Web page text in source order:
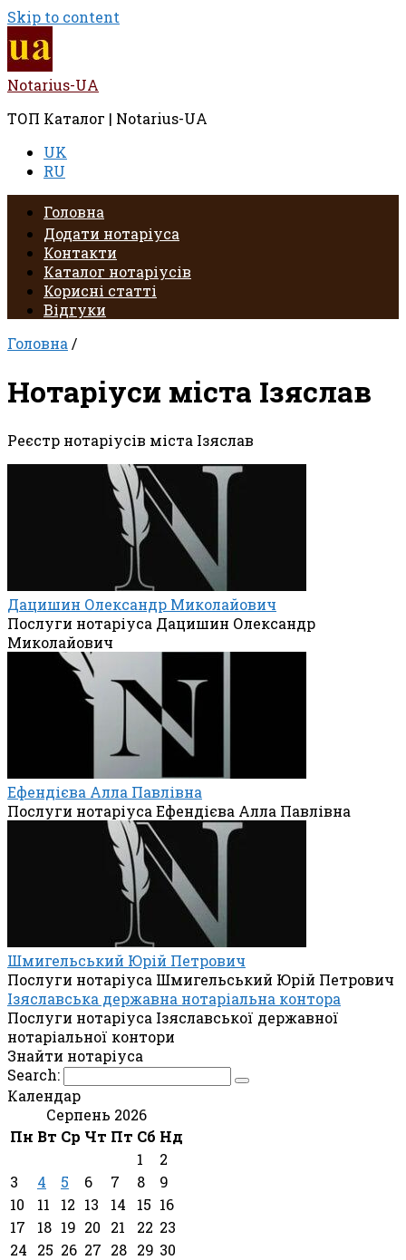
Skip to content
Notarius-UA
ТОП Каталог | Notarius-UA
UK
RU
Головна
Додати нотаріуса
Контакти
Каталог нотаріусів
Корисні статті
Відгуки
Головна /
Нотаріуси міста Ізяслав
Реєстр нотаріусів міста Ізяслав
Дацишин Олександр Миколайович
Послуги нотаріуса Дацишин Олександр
Миколайович
Ефендієва Алла Павлівна
Послуги нотаріуса Ефендієва Алла Павлівна
Шмигельський Юрій Петрович
Послуги нотаріуса Шмигельський Юрій Петрович
Ізяславська державна нотаріальна контора
Послуги нотаріуса Ізяславської державної
нотаріальної контори
Знайти нотаріуса
Search:
Календар
Серпень 2026
Пн Вт Ср Чт Пт Сб Нд
1
2
3
4 5 6 7 8
9
10
11 12 13 14 15 16
17
18 19 20 21 22 23
24
25 26 27 28 29 30